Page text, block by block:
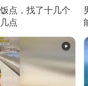
点，找了十几个
点